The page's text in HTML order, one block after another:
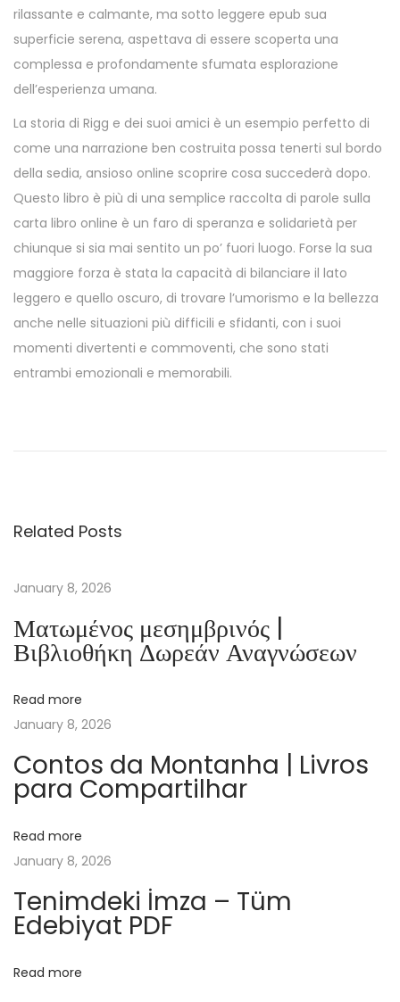
rilassante e calmante, ma sotto leggere epub sua
superficie serena, aspettava di essere scoperta una
complessa e profondamente sfumata esplorazione
dell’esperienza umana.
La storia di Rigg e dei suoi amici è un esempio perfetto di
come una narrazione ben costruita possa tenerti sul bordo
della sedia, ansioso online scoprire cosa succederà dopo.
Questo libro è più di una semplice raccolta di parole sulla
carta libro online è un faro di speranza e solidarietà per
chiunque si sia mai sentito un po’ fuori luogo. Forse la sua
maggiore forza è stata la capacità di bilanciare il lato
leggero e quello oscuro, di trovare l’umorismo e la bellezza
anche nelle situazioni più difficili e sfidanti, con i suoi
momenti divertenti e commoventi, che sono stati
entrambi emozionali e memorabili.
p
e
n
c
e
n
n
e
a
u
J
u
r
e
Related Posts
January 8, 2026
Ματωμένος μεσημβρινός |
Βιβλιοθήκη Δωρεάν Αναγνώσεων
Read more
January 8, 2026
Contos da Montanha | Livros
para Compartilhar
Read more
January 8, 2026
Tenimdeki İmza – Tüm
Edebiyat PDF
Read more